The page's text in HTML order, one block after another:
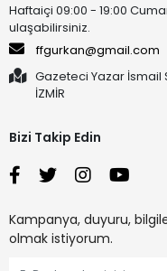
Haftaiçi 09:00 - 19:00
ulaşabilirsiniz.
ffgurkan@gmail.com
Gazeteci Yazar İsmail
İZMİR
Bizi Takip Edin
Kampanya, duyuru,
olmak istiyorum.